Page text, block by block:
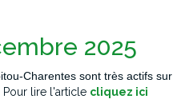
2025
Charentes sont très actifs sur
Pour lire l'article cliquez ici